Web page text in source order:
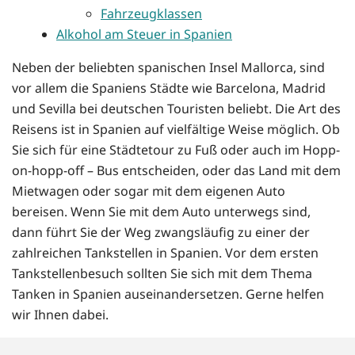
Fahrzeugklassen
Alkohol am Steuer in Spanien
Neben der beliebten spanischen Insel Mallorca, sind
vor allem die Spaniens Städte wie Barcelona, Madrid
und Sevilla bei deutschen Touristen beliebt. Die Art des
Reisens ist in Spanien auf vielfältige Weise möglich. Ob
Sie sich für eine Städtetour zu Fuß oder auch im Hopp-
on-hopp-off – Bus entscheiden, oder das Land mit dem
Mietwagen oder sogar mit dem eigenen Auto
bereisen. Wenn Sie mit dem Auto unterwegs sind,
dann führt Sie der Weg zwangsläufig zu einer der
zahlreichen Tankstellen in Spanien. Vor dem ersten
Tankstellenbesuch sollten Sie sich mit dem Thema
Tanken in Spanien auseinandersetzen. Gerne helfen
wir Ihnen dabei.